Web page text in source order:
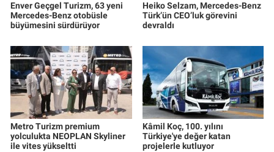
Enver Geçgel Turizm, 63 yeni
Mercedes-Benz otobüsle
büyümesini sürdürüyor
Heiko Selzam, Mercedes-Benz
Türk’ün CEO’luk görevini
devraldı
Metro Turizm premium
yolculukta NEOPLAN Skyliner
ile vites yükseltti
Kâmil Koç, 100. yılını
Türkiye'ye değer katan
projelerle kutluyor